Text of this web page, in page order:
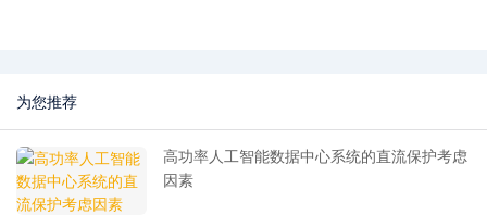
为您推荐
高功率人工智能数据中心系统的直流保护考虑
因素